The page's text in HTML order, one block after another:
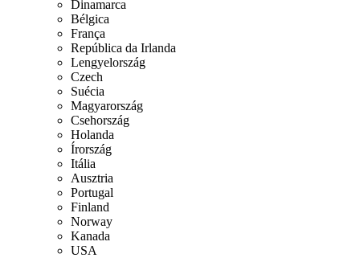
Dinamarca
Bélgica
França
República da Irlanda
Lengyelország
Czech
Suécia
Magyarország
Csehország
Holanda
Írország
Itália
Ausztria
Portugal
Finland
Norway
Kanada
USA